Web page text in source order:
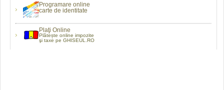
Programare online
carte de identitate
Plaţi Online
Plătește online impozite
şi taxe pe GHISEUL.RO